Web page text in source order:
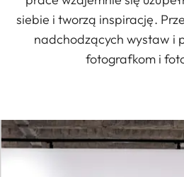
siebie i tworzą inspirację.
nadchodzących wystaw i
fotografkom i